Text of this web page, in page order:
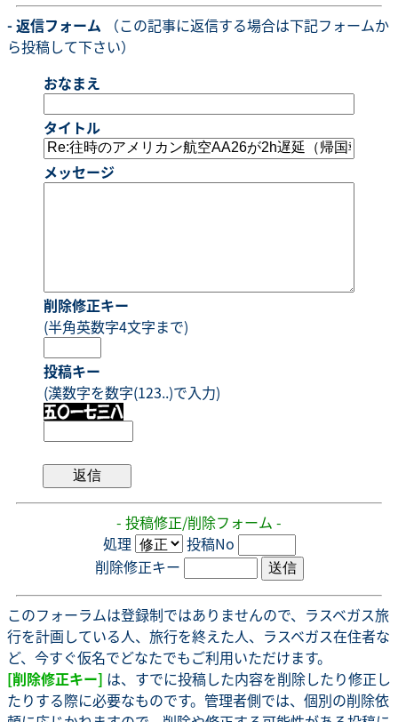
- 返信フォーム （この記事に返信する場合は下記フォームか
ら投稿して下さい）
おなまえ
タイトル
メッセージ
削除修正キー
(半角英数字4文字まで)
投稿キー
(漢数字を数字(123..)で入力)
- 投稿修正/削除フォーム -
処理
投稿No
削除修正キー
このフォーラムは登録制ではありませんので、ラスベガス旅
行を計画している人、旅行を終えた人、ラスベガス在住者な
ど、今すぐ仮名でどなたでもご利用いただけます。
[削除修正キー] は、すでに投稿した内容を削除したり修正し
たりする際に必要なものです。管理者側では、個別の削除依